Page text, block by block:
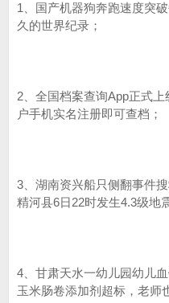
1、国产机器狗奔跑速度突
久的世界纪录；
2、全国档案查询App正式
户手机实名注册即可查档；
3、湖南资兴船只侧翻事件
精河县6日22时发生4.3级地
4、甘肃天水一幼儿园幼儿
玉米肠卷添加剂超标，老师